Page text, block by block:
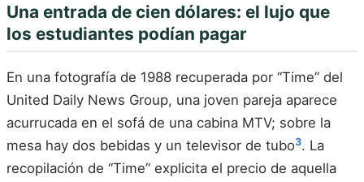
Una entrada de cien dólares: el lujo que
los estudiantes podían pagar
En una fotografía de 1988 recuperada por “Time” del
United Daily News Group, una joven pareja aparece
acurrucada en el sofá de una cabina MTV; sobre la
mesa hay dos bebidas y un televisor de tubo3. La
recopilación de “Time” explicita el precio de aquella